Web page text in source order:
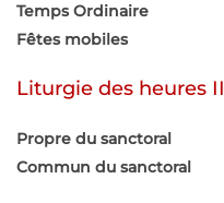
Temps Ordinaire
Fêtes mobiles
Liturgie des heures II
Propre du sanctoral
Commun du sanctoral